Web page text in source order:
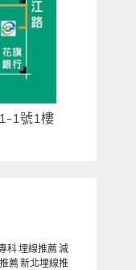
1號1樓
科 埋線推薦 減
薦 新北埋線推